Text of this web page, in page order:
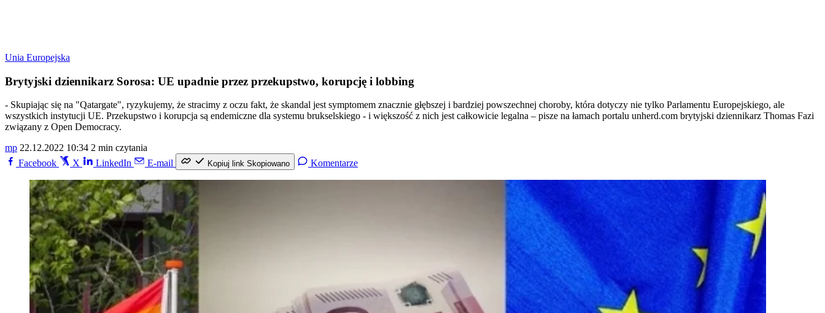
Unia Europejska
Brytyjski dziennikarz Sorosa: UE upadnie przez przekupstwo, korupcję i lobbing
- Skupiając się na "Qatargate", ryzykujemy, że stracimy z oczu fakt, że skandal jest symptomem znacznie głębszej i bardziej powszechnej choroby, która dotyczy nie tylko Parlamentu Europejskiego, ale
wszystkich instytucji UE. Przekupstwo i korupcja są endemiczne dla systemu brukselskiego - i większość z nich jest całkowicie legalna – pisze na łamach portalu unherd.com brytyjski dziennikarz Thomas Fazi
związany z Open Democracy.
mp 22.12.2022 10:34 2 min czytania
Facebook
X LinkedIn E-mail Kopiuj link Skopiowano Komentarze